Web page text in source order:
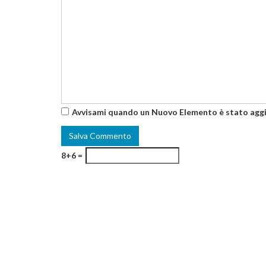
Avvisami quando un Nuovo Elemento è stato
8+6 =